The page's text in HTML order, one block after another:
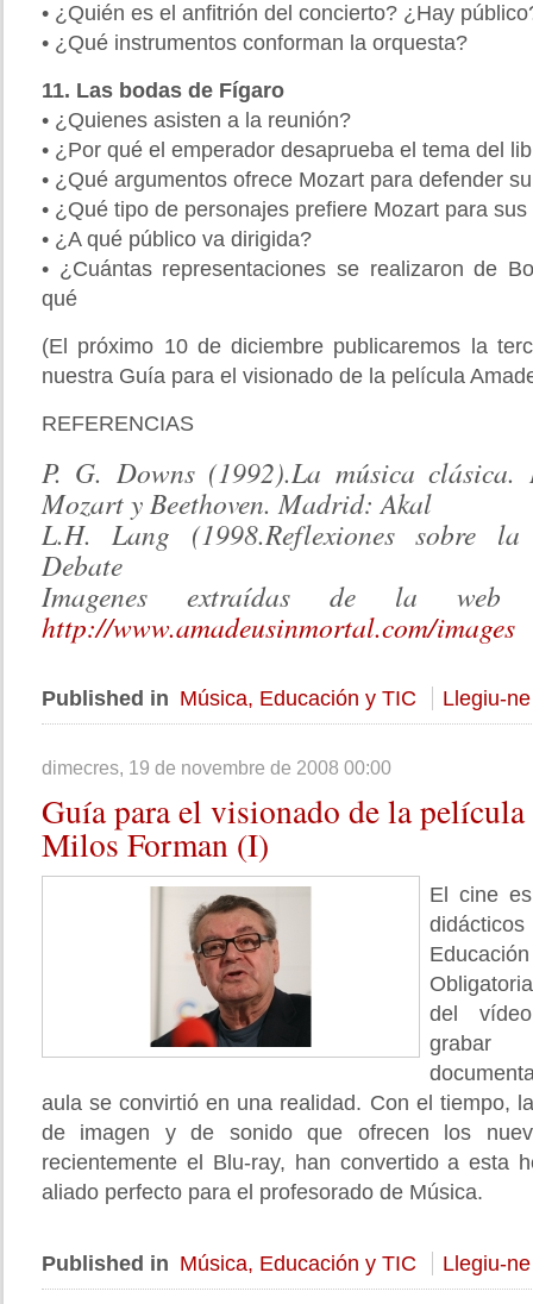
• ¿Quién es el anfitrión del concierto? ¿Hay
• ¿Qué instrumentos conforman la orquesta?
11. Las bodas de Fígaro
• ¿Quienes asisten a la reunión?
• ¿Por qué el emperador desaprueba el tema del
• ¿Qué argumentos ofrece Mozart para defender
• ¿Qué tipo de personajes prefiere Mozart para sus
• ¿A qué público va dirigida?
• ¿Cuántas representaciones se realizaron de
qué
(El próximo 10 de diciembre publicaremos la
nuestra Guía para el visionado de la película
REFERENCIAS
P. G. Downs (1992).La música
Mozart y Beethoven. Madrid: Akal
L.H. Lang (1998.Reflexiones sobre
Debate
Imagenes extraídas de la web
http://www.amadeusinmortal.com/images
Published in Música, Educación y TIC Llegiu-
dimecres, 19 de novembre de 2008 00:00
Guíapara el visionado de la película
Milos Forman (I)
El cine
del
aula se convirtió en una realidad. Con el tiempo,
de imagen y de sonido que ofrecen los
recientemente el Blu-ray, han convertido a esta
aliado perfecto para el profesorado de Música.
Published in Música, Educación y TIC Llegiu-